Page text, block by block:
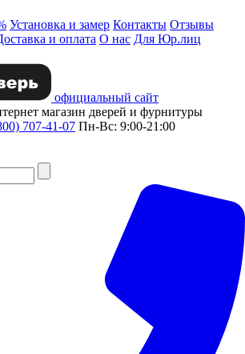
Установка и замер Контакты Отзывы
и оплата О нас Для Юр.лиц
официальный сайт
магазин дверей и фурнитуры
707-41-07 Пн-Вс: 9:00-21:00